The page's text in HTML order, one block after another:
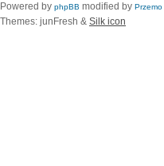
Powered by phpBB modified by Przemo
Themes: junFresh & Silk icon